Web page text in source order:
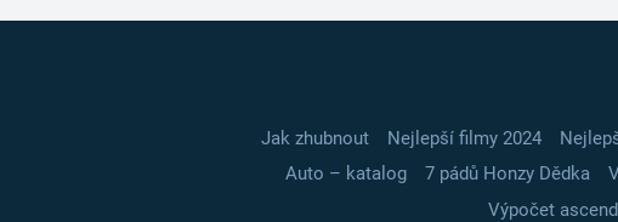
Jak zhubnout Nejlepší filmy 2024
Auto – katalog
7 pádů Honzy Dědka
Výpočet